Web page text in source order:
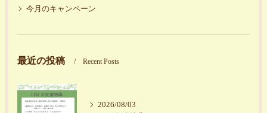
今月のキャンペーン
最近の投稿 Recent Posts
2026/08/03